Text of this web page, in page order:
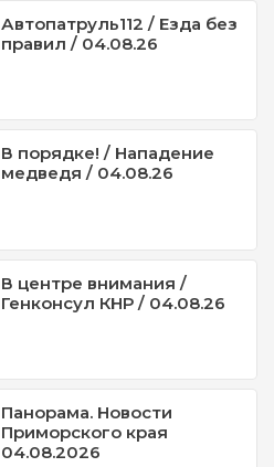
Автопатруль112 / Езда без
правил / 04.08.26
В порядке! / Нападение
медведя / 04.08.26
В центре внимания /
Генконсул КНР / 04.08.26
Панорама. Новости
Приморского края
04.08.2026